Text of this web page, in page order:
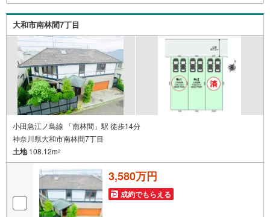
テナンスのご案内・火災保険の見直し・ファイナンシャル
プランナー・行政書士相談 など無料の住宅ローン事前審
査がオススメです！審査は簡単！回答は最短1日で出ます！
お気軽にご連絡ください。
大和市南林間7丁目
小田急江ノ島線 「南林間」駅 徒歩14分
神奈川県大和市南林間7丁目
土地108.12m2
3,580万円
成約でもらえる